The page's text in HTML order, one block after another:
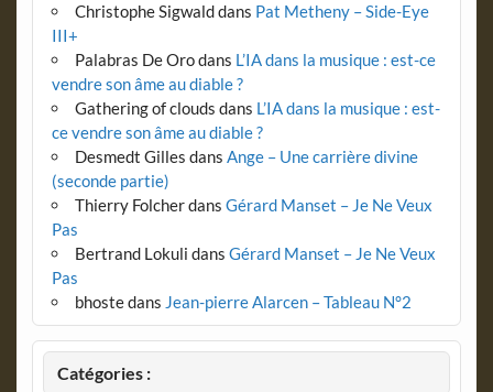
Christophe Sigwalddans Pat Metheny – Side-Eye
III+
Palabras De Orodans L’IA dans la musique : est-ce
vendre son âme au diable ?
Gathering of clouds dans L’IA dans la musique : est-
ce vendre son âme au diable ?
Desmedt Gilles dans Ange – Une carrière divine
(seconde partie)
Thierry Folcherdans Gérard Manset – Je Ne Veux
Pas
Bertrand Lokuli dans Gérard Manset – Je Ne Veux
Pas
bhostedans Jean-pierre Alarcen – Tableau N°2
Catégories :